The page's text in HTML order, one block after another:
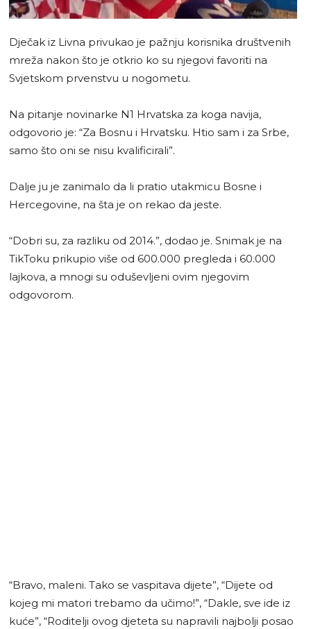
Dječak iz Livna privukao je pažnju korisnika društvenih
mreža nakon što je otkrio ko su njegovi favoriti na
Svjetskom prvenstvu u nogometu.
Na pitanje novinarke N1 Hrvatska za koga navija,
odgovorio je: “Za Bosnu i Hrvatsku. Htio sam i za Srbe,
samo što oni se nisu kvalificirali”.
Dalje ju je zanimalo da li pratio utakmicu Bosne i
Hercegovine, na šta je on rekao da jeste.
“Dobri su, za razliku od 2014.”, dodao je. Snimak je na
TikToku prikupio više od 600.000 pregleda i 60.000
lajkova, a mnogi su oduševljeni ovim njegovim
odgovorom.
“Bravo, maleni. Tako se vaspitava dijete”, “Dijete od
kojeg mi matori trebamo da učimo!”, “Dakle, sve ide iz
kuće”, “Roditelji ovog djeteta su napravili najbolji posao